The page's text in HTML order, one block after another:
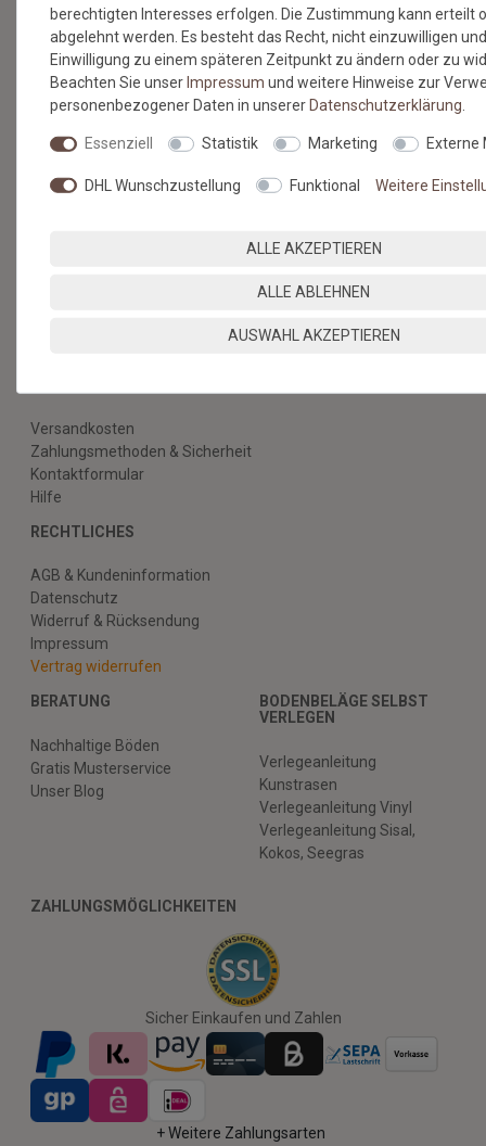
BESUCHEN SIE AUCH
UNSEREN BLOG
Alles über unsere Produkte, Verlegetipps und neueste
Versandkosten
Zahlungsmethoden & Sicherheit
Kontaktformular
Hilfe
RECHTLICHES
AGB & Kundeninformation
Datenschutz
Widerruf & Rücksendung
Impressum
Vertrag widerrufen
BERATUNG
Nachhaltige Böden
Gratis Musterservice
Unser Blog
BODENBELÄGE SELBST
VERLEGEN
Verlegeanleitung
Kunstrasen
Verlegeanleitung Vinyl
Verlegeanleitung Sisal,
Kokos, Seegras
ZAHLUNGSMÖGLICHKEITEN
Sicher Einkaufen und Zahlen
+ Weitere Zahlungsarten
berechtigten Interesses erfolgen. Die Zustimmung kann erteilt
abgelehnt werden. Es besteht das Recht, nicht einzuwilligen
Einwilligung zu einem späteren Zeitpunkt zu ändern oder zu
Beachten Sie unser Impressum und weitere Hinweise zur
personenbezogener Daten in unserer Daten­schutz­erklärung
Essenziell Statistik Marketing Externe
DHL Wunschzustellung Funktional Weitere
ALLE AKZEPTIEREN
ALLE ABLEHNEN
AUSWAHL AKZEPTIEREN